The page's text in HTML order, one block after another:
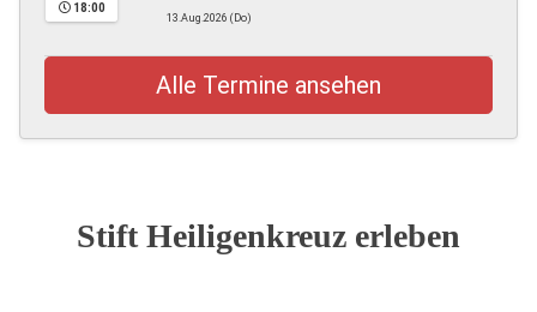
18:00
13.Aug.2026 (Do)
Alle Termine ansehen
Stift Heiligenkreuz erleben